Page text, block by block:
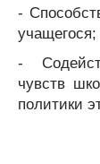
-
учащегося;
-
чувств
политики